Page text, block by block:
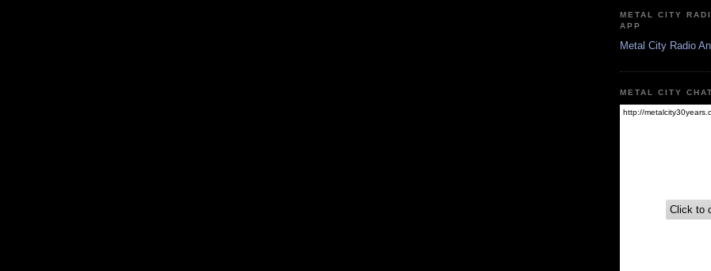
METAL CITY
APP
Metal City Radio
METAL CITY